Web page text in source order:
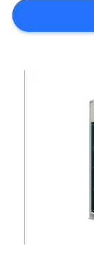
HỆ
CHÚNG
COMPANY
NEWS